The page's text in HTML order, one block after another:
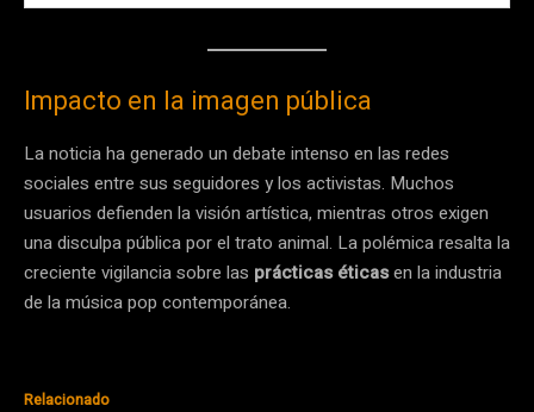
Impacto en la imagen pública
La noticia ha generado un debate intenso en las redes
sociales entre sus seguidores y los activistas. Muchos
usuarios defienden la visión artística, mientras otros exigen
una disculpa pública por el trato animal. La polémica resalta la
creciente vigilancia sobre las prácticas éticasen la industria
de la música pop contemporánea.
Relacionado